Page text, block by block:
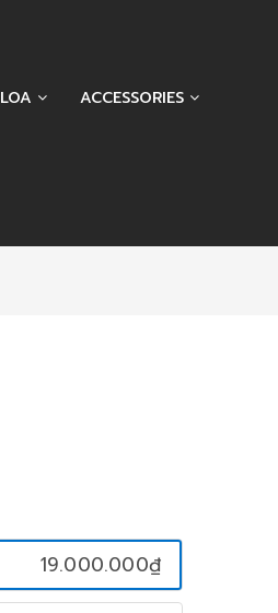
LOA ACCESSORIES
19.000.000₫